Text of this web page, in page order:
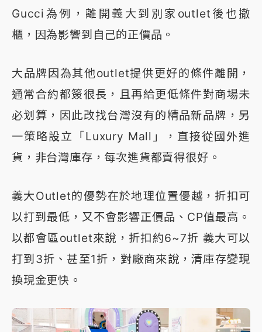
Gucci為例，離開義大到別家outlet後也撤
櫃，因為影響到自己的正價品。
大品牌因為其他outlet提供更好的條件離開，
通常合約都簽很長，且再給更低條件對商場未
必划算，因此改找台灣沒有的精品新品牌，另
一策略設立「Luxury Mall」，直接從國外進
貨，非台灣庫存，每次進貨都賣得很好。
義大Outlet的優勢在於地理位置優越，折扣可
以打到最低，又不會影響正價品、CP值最高。
以都會區outlet來說，折扣約6~7折 義大可以
打到3折、甚至1折，對廠商來說，清庫存變現
換現金更快。